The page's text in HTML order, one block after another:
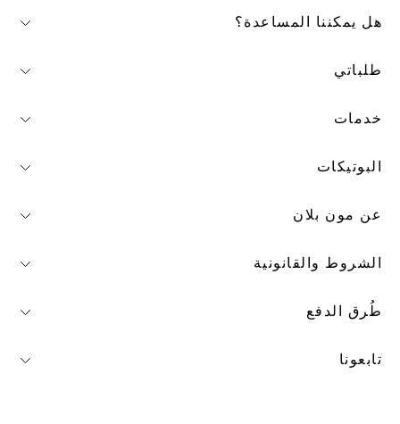
طُرق الدفع
تابعونا
هل يمكننا المساعدة؟
طلباتي
خدمات
البوتيكات
عن مون بلان
الشروط والقانونية